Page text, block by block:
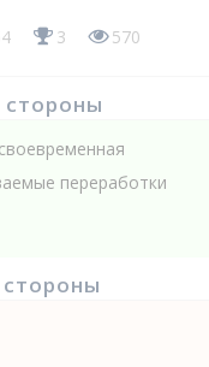
3 570
переработки